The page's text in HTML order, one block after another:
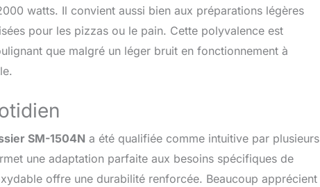
𝗘𝗧 𝗦𝗧𝗔𝗕𝗟𝗘 : En plus du robot pâtissier Fentic ayant une
Si le moteur devient trop chaud, il s'éteindra
après quelques minutes. Cela peut se produire
moteur tourne trop longtemps, traite des ingrédients durs
watts. Il convient aussi bien aux préparations légères
pour les pizzas ou le pain. Cette polyvalence est
que malgré un léger bruit en fonctionnement à
SM-1504N a été qualifiée comme intuitive par plusieurs
une adaptation parfaite aux besoins spécifiques de
offre une durabilité renforcée. Beaucoup apprécient